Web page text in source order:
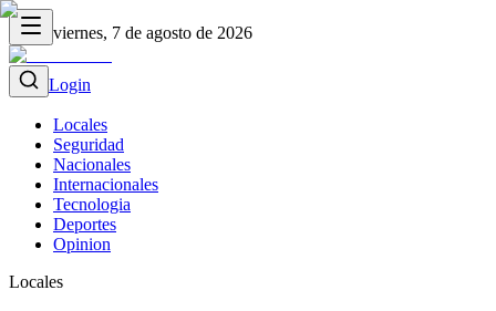
viernes, 7 de agosto de 2026
Login
Locales
Seguridad
Nacionales
Internacionales
Tecnologia
Deportes
Opinion
Locales